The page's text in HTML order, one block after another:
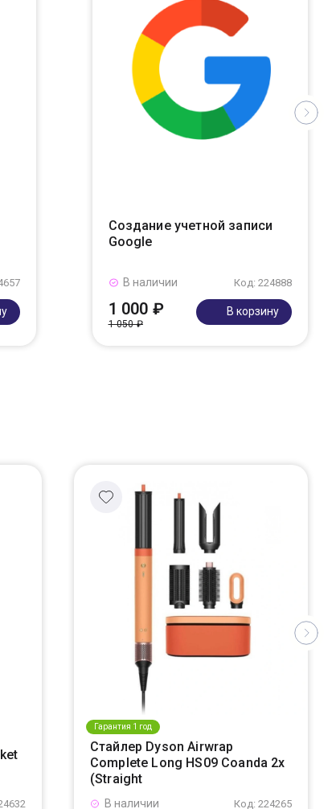
Создание учетной записи
Google
Код: 224888
В наличии
1 000 ₽
1 050 ₽
В корзину
Гарантия 1 год
Стайлер Dyson Airwrap
Complete Long HS09 Coanda 2x
(Straight
Код: 224265
В наличии